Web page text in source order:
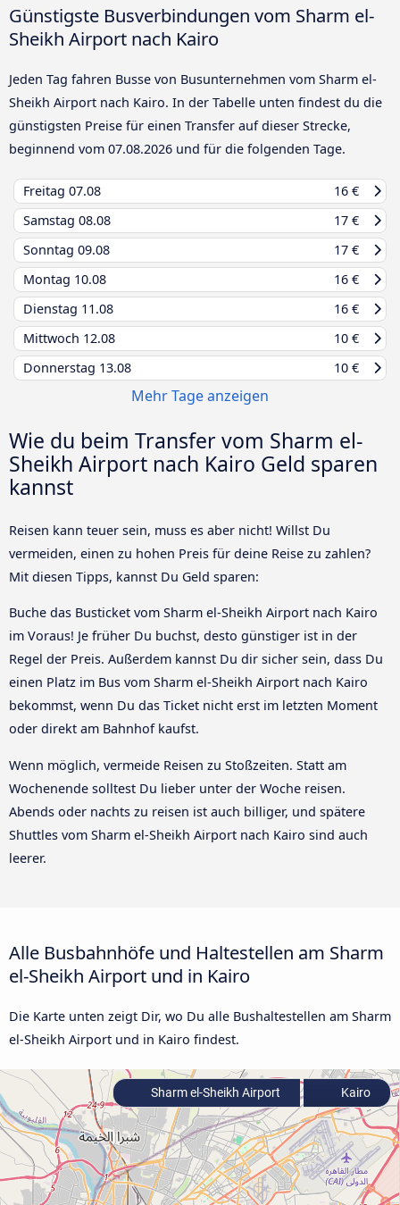
Günstigste Busverbindungen vom Sharm el-
Sheikh Airport nach Kairo
Jeden Tag fahren Busse von Busunternehmen vom Sharm el-
Sheikh Airport nach Kairo. In der Tabelle unten findest du die
günstigsten Preise für einen Transfer auf dieser Strecke,
beginnend vom 07.08.2026 und für die folgenden Tage.
Freitag 07.08
16 €
Samstag 08.08
17 €
Sonntag 09.08
17 €
Montag 10.08
16 €
Dienstag 11.08
16 €
Mittwoch 12.08
10 €
Donnerstag 13.08 10 €
Mehr Tage anzeigen
Wie du beim Transfer vom Sharm el-
Sheikh Airport nach Kairo Geld sparen
kannst
Reisen kann teuer sein, muss es aber nicht! Willst Du
vermeiden, einen zu hohen Preis für deine Reise zu zahlen?
Mit diesen Tipps, kannst Du Geld sparen:
Buche das Busticket vom Sharm el-Sheikh Airport nach Kairo
im Voraus! Je früher Du buchst, desto günstiger ist in der
Regel der Preis. Außerdem kannst Du dir sicher sein, dass Du
einen Platz im Bus vom Sharm el-Sheikh Airport nach Kairo
bekommst, wenn Du das Ticket nicht erst im letzten Moment
oder direkt am Bahnhof kaufst.
Wenn möglich, vermeide Reisen zu Stoßzeiten. Statt am
Wochenende solltest Du lieber unter der Woche reisen.
Abends oder nachts zu reisen ist auch billiger, und spätere
Shuttles vom Sharm el-Sheikh Airport nach Kairo sind auch
leerer.
Alle Busbahnhöfe und Haltestellen am Sharm
el-Sheikh Airport und in Kairo
Die Karte unten zeigt Dir, wo Du alle Bushaltestellen am Sharm
el-Sheikh Airport und in Kairo findest.
Sharm el-Sheikh Airport Kairo